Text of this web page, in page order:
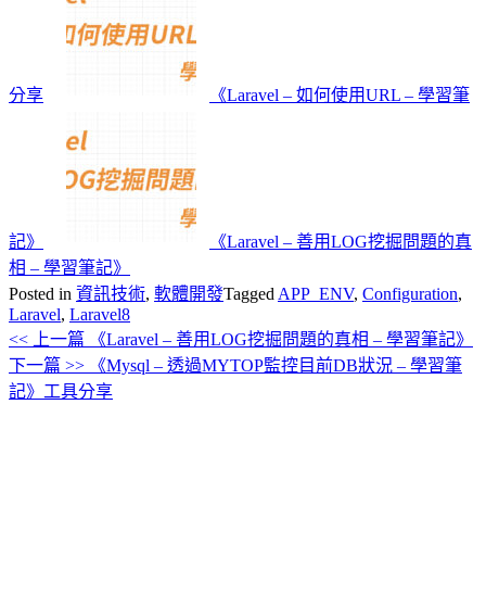
分享 《Laravel – 如何使用URL – 學習筆
記》
《Laravel – 善用LOG挖掘問題的真
相 – 學習筆記》
Posted in 資訊技術, 軟體開發Tagged APP_ENV, Configuration,
Laravel, Laravel8
文
章
<< 上一篇
《Laravel – 善用LOG挖掘問題的真相 – 學習筆記》
下一篇 >>
《Mysql – 透過MYTOP監控目前DB狀況 – 學習筆
記》工具分享